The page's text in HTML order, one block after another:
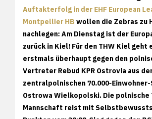
Auftakterfolg in der EHF European
Montpellier HB wollen die Zebras zu
nachlegen: Am Dienstag ist der
zurück in Kiel! Für den THW Kiel geht
erstmals überhaupt gegen den
Vertreter Rebud KPR Ostrovia aus
zentralpolnischen 70.000-
Ostrowa Wielkopolski. Die polnische
Mannschaft reist mit